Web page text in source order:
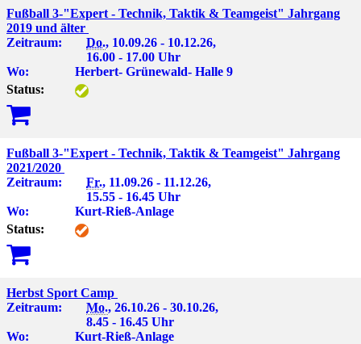
Fußball 3-"Expert - Technik, Taktik & Teamgeist" Jahrgang
2019 und älter
Zeitraum:
Do., 10.09.26 - 10.12.26,
16.00 - 17.00 Uhr
Wo:
Herbert- Grünewald- Halle 9
Status:
Fußball 3-"Expert - Technik, Taktik & Teamgeist" Jahrgang
2021/2020
Zeitraum:
Fr., 11.09.26 - 11.12.26,
15.55 - 16.45 Uhr
Wo:
Kurt-Rieß-Anlage
Status:
Herbst Sport Camp
Zeitraum:
Mo., 26.10.26 - 30.10.26,
8.45 - 16.45 Uhr
Wo:
Kurt-Rieß-Anlage